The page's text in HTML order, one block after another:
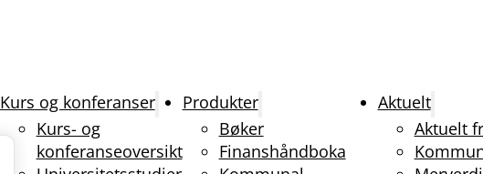
Kurs og konferanser
Kurs- og
konferanseoversikt
Produkter
Bøker
Finanshåndboka
Aktuelt
Aktuelt